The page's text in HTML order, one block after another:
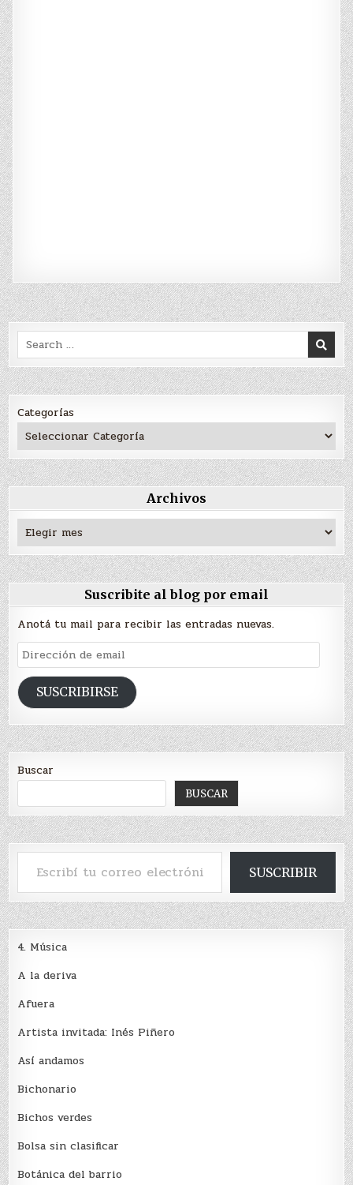
Search
for:
Categorías
Archivos
Archivos
Suscribite al blog por email
Anotá tu mail para recibir las entradas nuevas.
Dirección
de
emailSUSCRIBIRSE
Buscar
BUSCAR
Escribí tu correo electrónico…
SUSCRIBIR
4. Música
A la deriva
Afuera
Artista invitada: Inés Piñero
Así andamos
Bichonario
Bichos verdes
Bolsa sin clasificar
Botánica del barrio